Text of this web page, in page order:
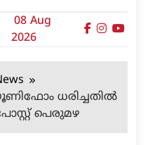
08 Aug
2026
ധരിച്ചതില്‍
പെരുമഴ